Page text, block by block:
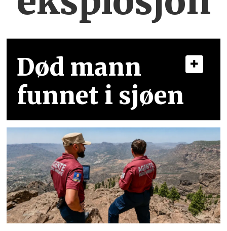
Død mann
funnet i sjøen